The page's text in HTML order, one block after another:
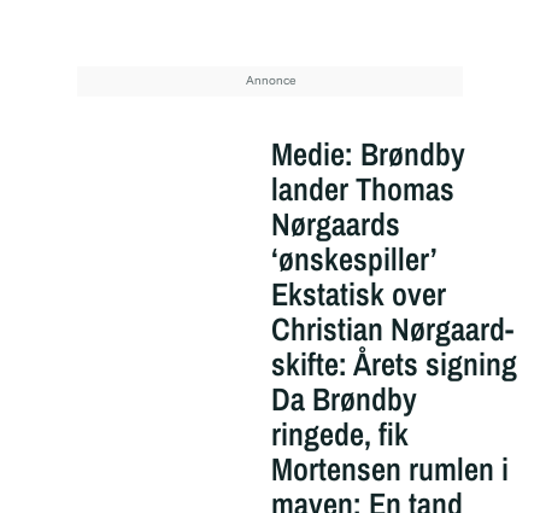
Medie: Brøndby
lander Thomas
Nørgaards
‘ønskespiller’
Ekstatisk over
Christian Nørgaard-
skifte: Årets signing
Da Brøndby
ringede, fik
Mortensen rumlen i
maven: En tand